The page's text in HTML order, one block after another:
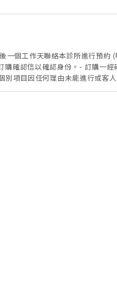
個工作天聯絡本診所進行預約
認信以確認身份。- 訂購一經
項目因任何理由未能進行或客
安排，也不可兌換現金，恕不